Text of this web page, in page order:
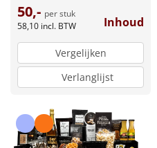
50,- per stuk
58,10 incl. BTW Inhoud
Vergelijken
Verlanglijst